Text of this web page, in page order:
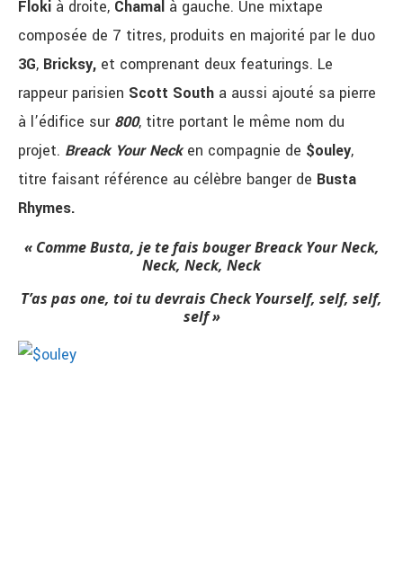
Floki à droite, Chamal à gauche. Une mixtape
composée de 7 titres, produits en majorité par le duo
3G, Bricksy, et comprenant deux featurings. Le
rappeur parisien Scott South a aussi ajouté sa pierre
à l’édifice sur 800, titre portant le même nom du
projet. Breack Your Necken compagnie de $ouley,
titre faisant référence au célèbre banger de Busta
Rhymes.
« Comme Busta, je te fais bouger Breack Your Neck,
Neck, Neck, Neck
T’as pas one, toi tu devrais Check Yourself, self, self,
self »